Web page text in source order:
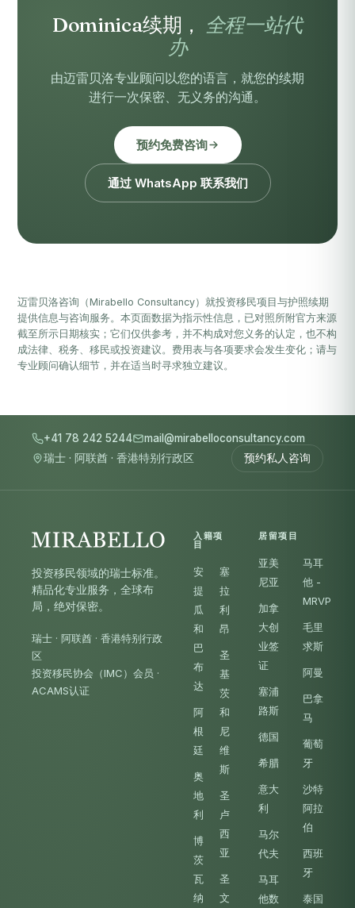
Dominica续期，
全程一站代
办
由迈雷贝洛专业顾问以您的语言，就您的续期
进行一次保密、无义务的沟通。
预约免费咨询
通过 WhatsApp 联系我们
迈雷贝洛咨询（Mirabello Consultancy）就投资移民项目与护照续期
提供信息与咨询服务。本页面数据为指示性信息，已对照所附官方来源
截至所示日期核实；它们仅供参考，并不构成对您义务的认定，也不构
成法律、税务、移民或投资建议。费用表与各项要求会发生变化；请与
专业顾问确认细节，并在适当时寻求独立建议。
+41 78 242 5244
mail@mirabelloconsultancy.com
瑞士 · 阿联酋 · 香港特别行政区 预约私人咨询
投资移民领域的瑞士标准。
精品化专业服务，全球布
局，绝对保密。
瑞士 · 阿联酋 · 香港特别行政
区
投资移民协会（IMC）会员 ·
ACAMS认证
入籍项
目
安
提
瓜
和
巴
布
达
阿
根
廷
奥
地
利
博
茨
瓦
纳
塞
拉
利
昂
圣
基
茨
和
尼
维
斯
圣
卢
西
亚
圣
文
居留项目
亚美
尼亚
加拿
大创
业签
证
塞浦
路斯
德国
希腊
意大
利
马尔
代夫
马耳
他数
马耳
他 -
MRVP
毛里
求斯
阿曼
巴拿
马
葡萄
牙
沙特
阿拉
伯
西班
牙
泰国